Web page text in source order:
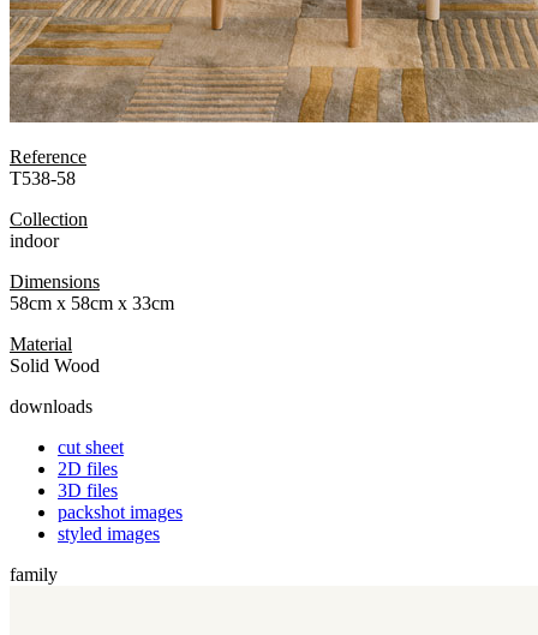
Reference
T538-58
Collection
indoor
Dimensions
58cm x 58cm x 33cm
Material
Solid Wood
downloads
cut sheet
2D files
3D files
packshot images
styled images
family